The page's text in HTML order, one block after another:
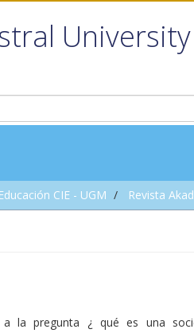
CIE - UGM Revista
a la pregunta ¿ qué es una